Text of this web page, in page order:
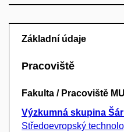
Základní údaje
Pracoviště
Fakulta / Pracoviště MU
Výzkumná skupina
Středoevropský